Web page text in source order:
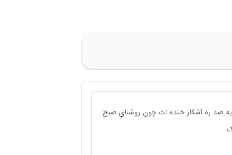
صد ره آشکار خنده ات چون روشنایِ صبحِ